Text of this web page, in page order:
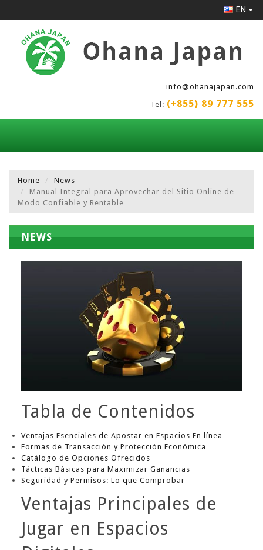
EN
info@ohanajapan.com
Tel: (+855) 89 777 555
Toggle
Home
News
Manual Integral para Aprovechar del Sitio Online de
Modo Confiable y Rentable
NEWS
Tabla de Contenidos
Ventajas Esenciales de Apostar en Espacios En línea
Formas de Transacción y Protección Económica
Catálogo de Opciones Ofrecidos
Tácticas Básicas para Maximizar Ganancias
Seguridad y Permisos: Lo que Comprobar
Ventajas Principales de
Jugar en Espacios